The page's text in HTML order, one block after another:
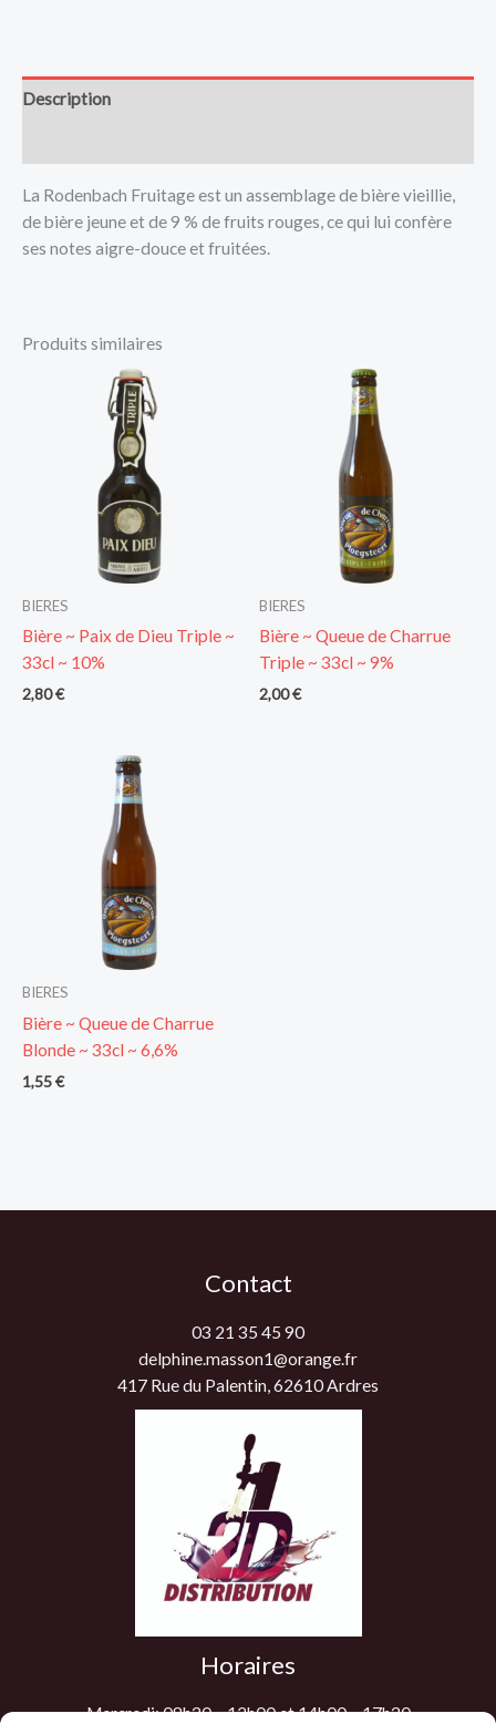
Description
La Rodenbach Fruitage est un assemblage de bière vieillie,
de bière jeune et de 9 % de fruits rouges, ce qui lui confère
ses notes aigre-douce et fruitées.
Produits similaires
BIERES
Bière ~ Paix de Dieu Triple ~
33cl ~ 10%
2,80€
BIERES
Bière ~ Queue de Charrue
Triple ~ 33cl ~ 9%
2,00€
BIERES
Bière ~ Queue de Charrue
Blonde ~ 33cl ~ 6,6%
1,55€
Contact
03 21 35 45 90
delphine.masson1@orange.fr
417 Rue du Palentin, 62610 Ardres
Horaires
Mercredi: 08h30 – 12h00 et 14h00 – 17h30